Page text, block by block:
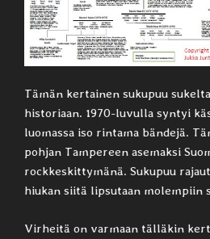
Tämän kertainen sukupuu
historiaan. 1970-luvulla syntyi
luomassa iso rintama bändejä.
pohjan Tampereen asemaksi
rockkeskittymänä. Sukupuu
hiukan siitä lipsutaan molempiin
Virheitä on varmaan tälläkin